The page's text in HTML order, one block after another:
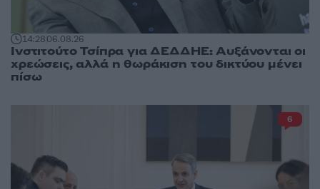
14:2806.08.26
Ινστιτούτο Τσίπρα για ΔΕΔΔΗΕ: Αυξάνονται οι
χρεώσεις, αλλά η θωράκιση του δικτύου μένει
πίσω
6